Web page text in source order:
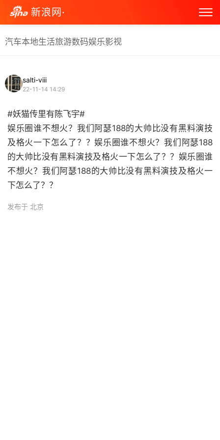
新浪网·
汽车本地生活旅游数码娱乐影视
salti-viii
22-11-14 14:29
#妖猫传里有陈飞宇#
娱乐圈谁不想火？我们阿瑟188的大帅比没有黑料演技
及格火一下怎么了？？娱乐圈谁不想火？我们阿瑟188
的大帅比没有黑料演技及格火一下怎么了？？娱乐圈谁
不想火？我们阿瑟188的大帅比没有黑料演技及格火一
下怎么了？？ ​
发布于 北京